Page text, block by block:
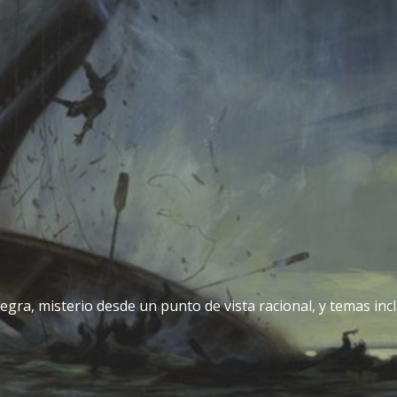
misterio desde un punto de vista racional, y temas